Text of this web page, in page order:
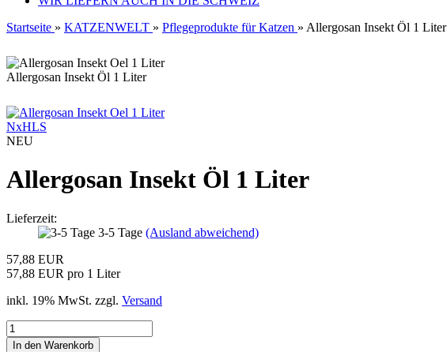
Startseite » KATZENWELT » Pflegeprodukte für Katzen » Allergosan Insekt Öl 1 Liter
Allergosan Insekt Öl 1 Liter
NxHLS
NEU
Allergosan Insekt Öl 1 Liter
Lieferzeit:
3-5 Tage (Ausland abweichend)
57,88 EUR
57,88 EUR pro 1 Liter
inkl. 19% MwSt. zzgl. Versand